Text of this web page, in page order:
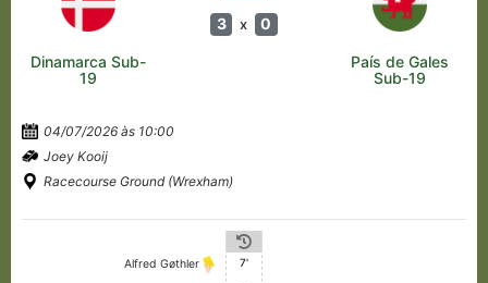
3 x 0
Dinamarca Sub-
19
País de Gales
Sub-19
04/07/2026 às 10:00
Joey Kooij
Racecourse Ground (Wrexham)
Alfred Gøthler 7'